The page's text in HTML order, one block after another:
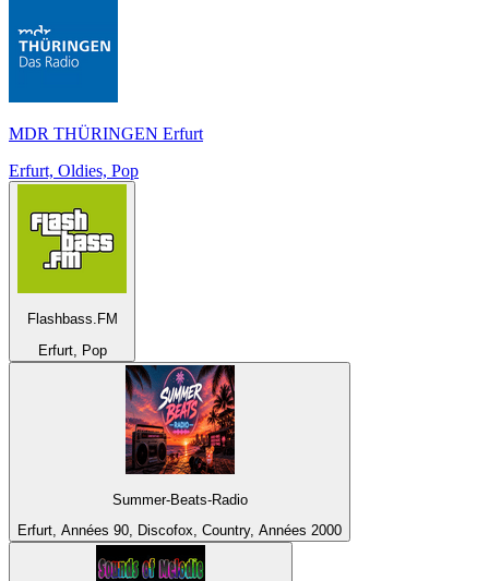
MDR THÜRINGEN Erfurt
Erfurt, Oldies, Pop
Flashbass.FM
Erfurt, Pop
Summer-Beats-Radio
Erfurt, Années 90, Discofox, Country, Années 2000